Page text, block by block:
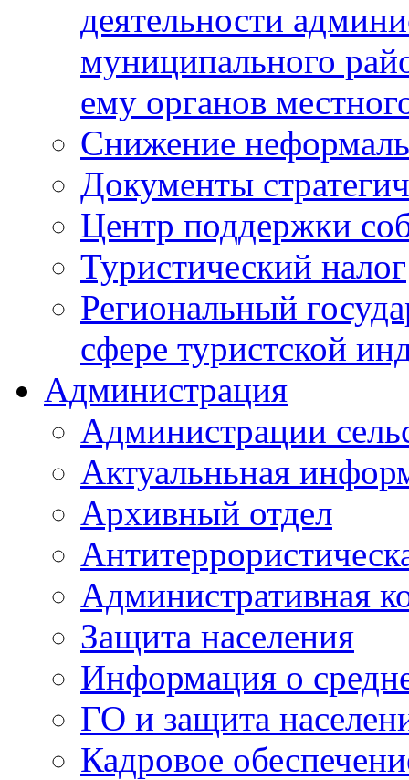
деятельности
муниципального
ему органов
Снижение
Документы
Центр поддержки
Туристический налог
Региональный
сфере туристской
Администрация
Администрации
Актуальньная
Архивный отдел
Административная
Защита населения
Информация о
ГО и защита
Кадровое